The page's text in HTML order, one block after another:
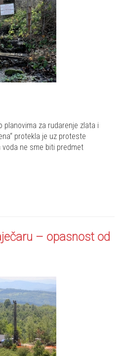
planovima za rudarenje zlata i
protekla je uz proteste
voda ne sme biti predmet
– opasnost od